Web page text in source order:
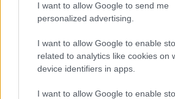
I want to allow Google to send me
personalized advertising.
I want to allow Google to enable
related to analytics like cookies on
device identifiers in apps.
I want to allow Google to enable